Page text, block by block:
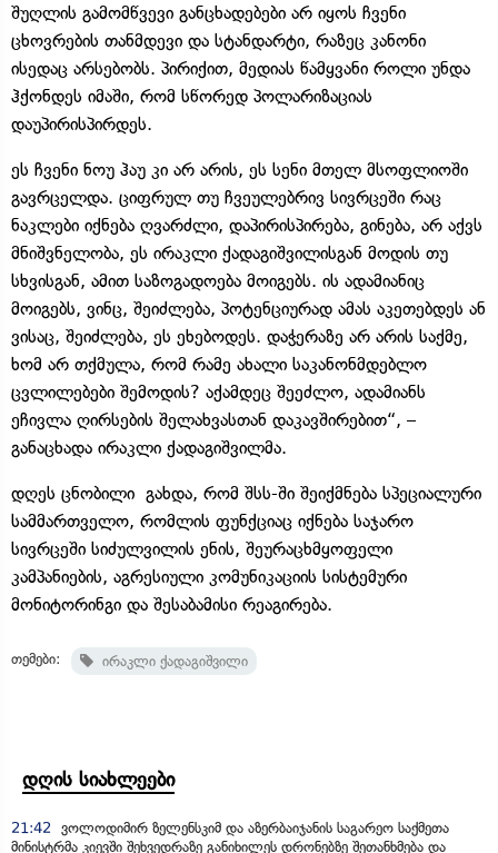
შუღლის გამომწვევი განცხადებები არ იყოს ჩვენი
ცხოვრების თანმდევი და სტანდარტი, რაზეც კანონი
ისედაც არსებობს. პირიქით, მედიას წამყვანი როლი უნდა
ჰქონდეს იმაში, რომ სწორედ პოლარიზაციას
დაუპირისპირდეს.
ეს ჩვენი ნოუ ჰაუ კი არ არის, ეს სენი მთელ მსოფლიოში
გავრცელდა. ციფრულ თუ ჩვეულებრივ სივრცეში რაც
ნაკლები იქნება ღვარძლი, დაპირისპირება, გინება, არ აქვს
მნიშვნელობა, ეს ირაკლი ქადაგიშვილისგან მოდის თუ
სხვისგან, ამით საზოგადოება მოიგებს. ის ადამიანიც
მოიგებს, ვინც, შეიძლება, პოტენციურად ამას აკეთებდეს ან
ვისაც, შეიძლება, ეს ეხებოდეს. დაჭერაზე არ არის საქმე,
ხომ არ თქმულა, რომ რამე ახალი საკანონმდებლო
ცვლილებები შემოდის? აქამდეც შეეძლო, ადამიანს
ეჩივლა ღირსების შელახვასთან დაკავშირებით“, –
განაცხადა ირაკლი ქადაგიშვილმა.
დღეს ცნობილი გახდა, რომ შსს-ში შეიქმნება სპეციალური
სამმართველო, რომლის ფუნქციაც იქნება საჯარო
სივრცეში სიძულვილის ენის, შეურაცხმყოფელი
კამპანიების, აგრესიული კომუნიკაციის სისტემური
მონიტორინგი და შესაბამისი რეაგირება.
თემები: ირაკლი ქადაგიშვილი
დღის სიახლეები
21:42
ვოლოდიმირ ზელენსკიმ და აზერბაიჯანის საგარეო საქმეთა
მინისტრმა კიევში შეხვედრაზე განიხილეს დრონებზე შეთანხმება და